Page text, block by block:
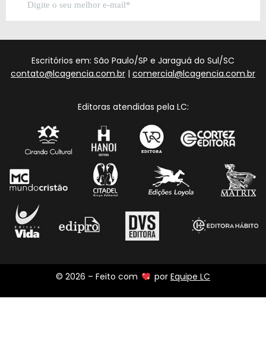
Escritórios em: São Paulo/SP e Jaraguá do Sul/SC
contato@lcagencia.com.br | comercial@lcagencia.com.br
Editoras atendidas pela LC:
© 2026 – Feito com por Equipe LC